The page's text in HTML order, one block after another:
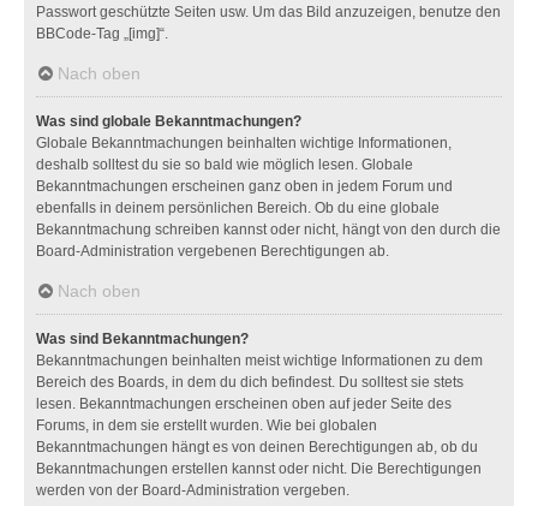
Passwort geschützte Seiten usw. Um das Bild anzuzeigen, benutze den
BBCode-Tag „[img]“.
Nach oben
Was sind globale Bekanntmachungen?
Globale Bekanntmachungen beinhalten wichtige Informationen,
deshalb solltest du sie so bald wie möglich lesen. Globale
Bekanntmachungen erscheinen ganz oben in jedem Forum und
ebenfalls in deinem persönlichen Bereich. Ob du eine globale
Bekanntmachung schreiben kannst oder nicht, hängt von den durch die
Board-Administration vergebenen Berechtigungen ab.
Nach oben
Was sind Bekanntmachungen?
Bekanntmachungen beinhalten meist wichtige Informationen zu dem
Bereich des Boards, in dem du dich befindest. Du solltest sie stets
lesen. Bekanntmachungen erscheinen oben auf jeder Seite des
Forums, in dem sie erstellt wurden. Wie bei globalen
Bekanntmachungen hängt es von deinen Berechtigungen ab, ob du
Bekanntmachungen erstellen kannst oder nicht. Die Berechtigungen
werden von der Board-Administration vergeben.